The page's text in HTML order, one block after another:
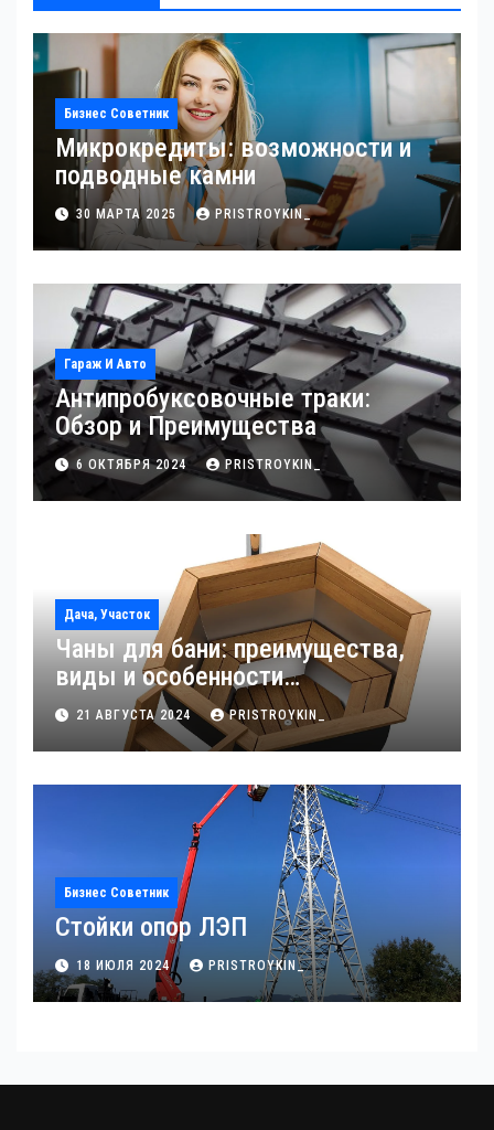
Бизнес Советник
Микрокредиты: возможности и
подводные камни
30 МАРТА 2025 PRISTROYKIN_
Гараж И Авто
Антипробуксовочные траки:
Обзор и Преимущества
6 ОКТЯБРЯ 2024 PRISTROYKIN_
Дача, Участок
Чаны для бани: преимущества,
виды и особенности
использования
21 АВГУСТА 2024 PRISTROYKIN_
Бизнес Советник
Стойки опор ЛЭП
18 ИЮЛЯ 2024 PRISTROYKIN_